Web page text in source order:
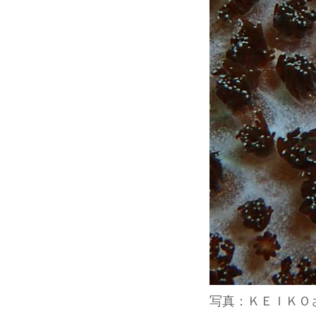
写真：ＫＥＩＫＯ